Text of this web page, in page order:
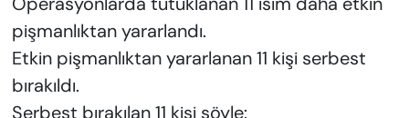
pişmanlıktan yararlandı.
Etkin pişmanlıktan yararlanan 11 kişi serbest
bırakıldı.
Serbest bırakılan 11 kişi şöyle: